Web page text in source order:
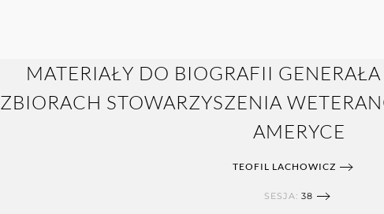
MATERIAŁY DO BIOGRAFII
ZBIORACH STOWARZYSZENIA
AMERYCE
TEOFIL LACHOWICZ
SESJA: 38